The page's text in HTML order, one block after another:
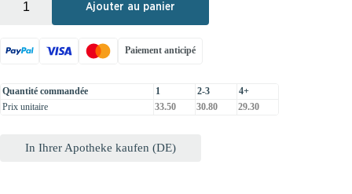
Ajouter au panier
Paiement anticipé
Quantité commandée 1 2-3
4+
Prix unitaire
33.50 30.80 29.30
In Ihrer Apotheke kaufen (DE)